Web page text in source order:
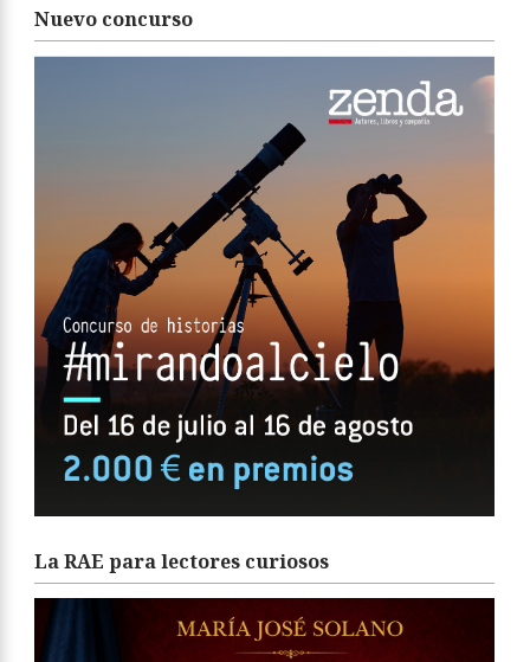
Nuevo concurso
La RAE para lectores curiosos